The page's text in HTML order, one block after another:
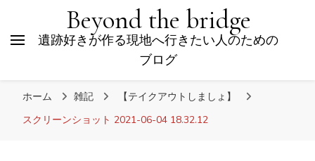
Beyond the bridge
遺跡好きが作る現地へ行きたい人のための
ブログ
ホーム 雑記
【テイクアウトしましょ】
スクリーンショット 2021-06-04 18.32.12